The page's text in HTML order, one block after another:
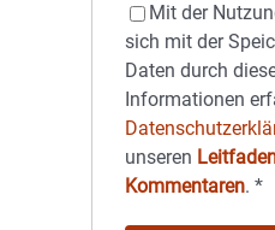
Mit der
sich mit der
Daten durch
Informationen
unseren
Kommentaren.*